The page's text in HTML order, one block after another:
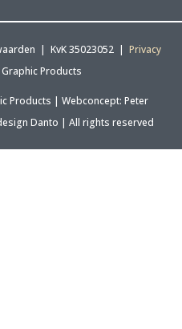
| KvK 35023052 | Privacy
Graphic Products
Products | Webconcept: Peter
Danto | All rights reserved